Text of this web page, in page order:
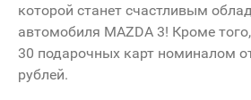
которой станет счастливым
автомобиля MAZDA 3! Кроме
30 подарочных карт номиналом
рублей.